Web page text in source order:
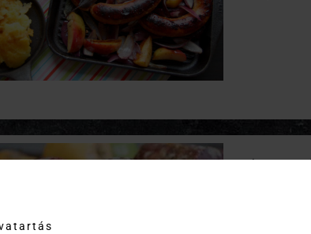
A
Húsvét
Monoron.